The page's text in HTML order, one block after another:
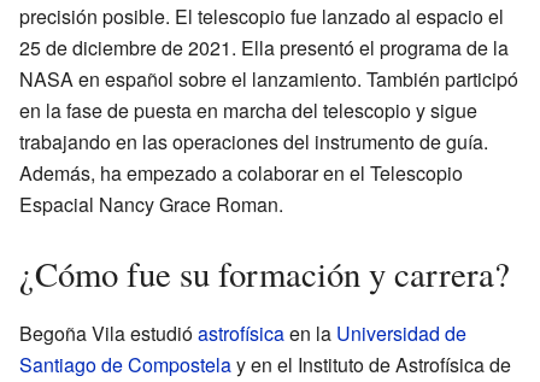
precisión posible. El telescopio fue lanzado al espacio el
25 de diciembre de 2021. Ella presentó el programa de la
NASA en español sobre el lanzamiento. También participó
en la fase de puesta en marcha del telescopio y sigue
trabajando en las operaciones del instrumento de guía.
Además, ha empezado a colaborar en el Telescopio
Espacial Nancy Grace Roman.
¿Cómo fue su formación y carrera?
Begoña Vila estudióastrofísicaen la Universidad de
Santiago de Compostelay en el Instituto de Astrofísica de